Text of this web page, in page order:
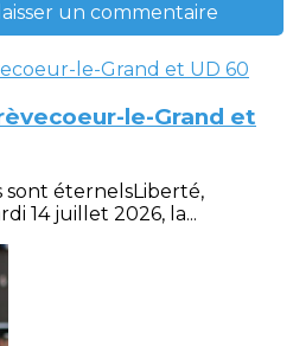
un commentaire
le-Grand et
sont éternelsLiberté,
14 juillet 2026, la...